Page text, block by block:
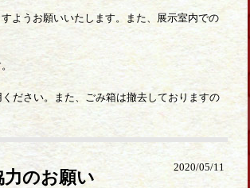
ようお願いいたします。また、展示室内での
ださい。また、ごみ箱は撤去しておりますの
2020/05/11
力のお願い